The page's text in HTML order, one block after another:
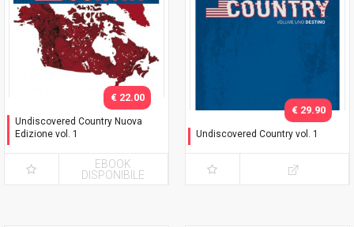
Undiscovered Country Nuova
Edizione vol. 1
€ 22.00
EBOOK
DISPONIBILE
Undiscovered Country vol. 1
con cofanetto
€ 29.90